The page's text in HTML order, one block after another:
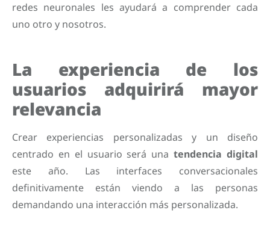
redes neuronales les ayudará a comprender cada
uno otro y nosotros.
La experiencia de los
usuarios adquirirá mayor
relevancia
Crear experiencias personalizadas y un diseño
centrado en el usuario será una tendencia digital
este año. Las interfaces conversacionales
definitivamente están viendo a las personas
demandando una interacción más personalizada.